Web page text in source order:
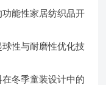
能性家居纺织品开
性与耐磨性优化技
冬季童装设计中的